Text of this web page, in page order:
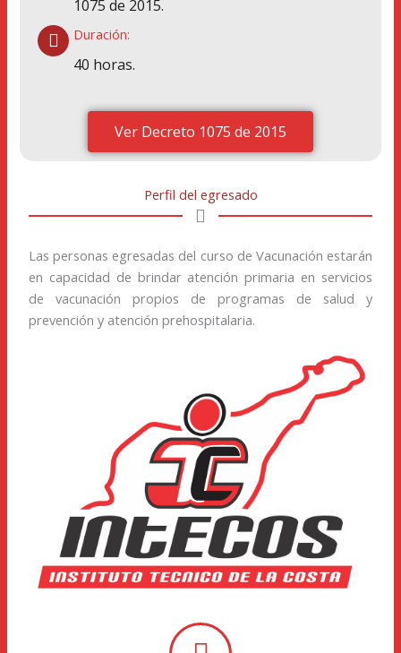
1075 de 2015.
Duración:
40 horas.
Ver Decreto 1075 de 2015
Perfil del egresado
Las personas egresadas del curso de Vacunación estarán
en capacidad de brindar atención primaria en servicios
de vacunación propios de programas de salud y
prevención y atención prehospitalaria.